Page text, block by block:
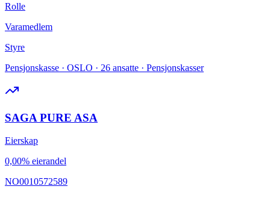
Rolle
Varamedlem
Styre
Pensjonskasse · OSLO · 26 ansatte · Pensjonskasser
SAGA PURE ASA
Eierskap
0,00% eierandel
NO0010572589